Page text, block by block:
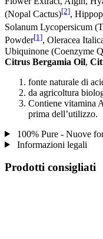
(Nopal Cactus)[2],
Solanum Lycopersicum
Powder[1], Oleracea
Ubiquinone (Coenzyme
Citrus Bergamia Oil,
fonte naturale di
da agricoltura
Contiene vitamina
prima dell’utilizzo.
100% Pure - Nuove
Informazioni legali
Prodotti consigliati